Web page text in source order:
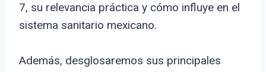
7, su relevancia práctica y cómo influye en el
sistema sanitario mexicano.
Además, desglosaremos sus principales